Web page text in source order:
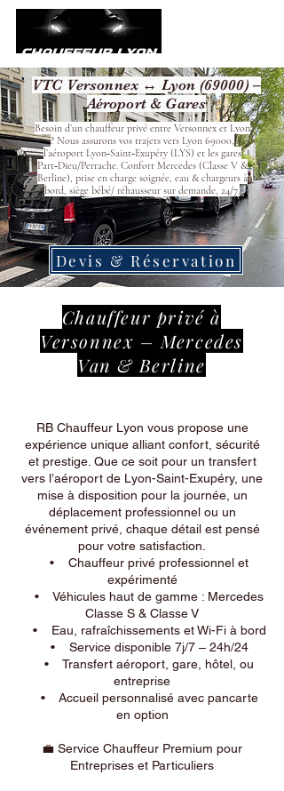
VTC Versonnex ↔ Lyon (69000) –
Aéroport & Gares
Besoin d’un chauffeur privé entre Versonnex et Lyon
? Nous assurons vos trajets vers Lyon 69000,
l’aéroport Lyon‑Saint‑Exupéry (LYS) et les gares
Part‑Dieu/Perrache. Confort Mercedes (Classe V &
Berline), prise en charge soignée, eau & chargeurs à
bord, siège bébé/ réhausseur sur demande, 24/7.
Devis & Réservation
Chauffeur privé à
Versonnex – Mercedes
Van & Berline
RB Chauffeur Lyon vous propose une
expérience unique alliant confort, sécurité
et prestige. Que ce soit pour un transfert
vers l’aéroport de Lyon-Saint-Exupéry, une
mise à disposition pour la journée, un
déplacement professionnel ou un
événement privé, chaque détail est pensé
pour votre satisfaction.
• Chauffeur privé professionnel et
expérimenté
• Véhicules haut de gamme : Mercedes
Classe S & Classe V
• Eau, rafraîchissements et Wi-Fi à bord
• Service disponible 7j/7 – 24h/24
• Transfert aéroport, gare, hôtel, ou
entreprise
• Accueil personnalisé avec pancarte
en option
💼 Service Chauffeur Premium pour
Entreprises et Particuliers